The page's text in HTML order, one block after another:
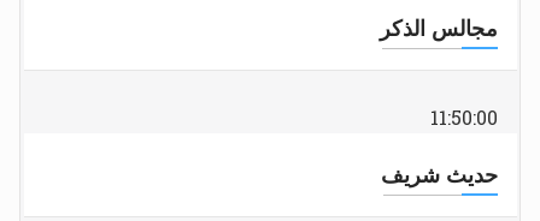
مجالس الذكر
11:50:00
حديث شريف